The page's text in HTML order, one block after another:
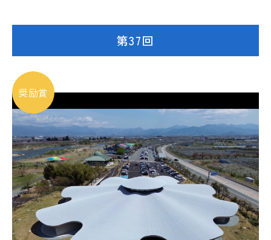
第37回
奨励賞JSCA会員名簿
公開資料
公開技術情報
JSCA賞